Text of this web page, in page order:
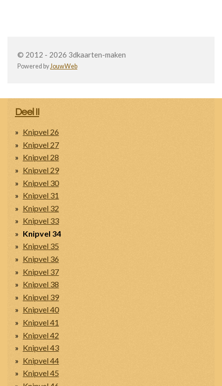
© 2012 - 2026 3dkaarten-maken
Powered byJouwWeb
Deel II
Knipvel 26
Knipvel 27
Knipvel 28
Knipvel 29
Knipvel 30
Knipvel 31
Knipvel 32
Knipvel 33
Knipvel 34
Knipvel 35
Knipvel 36
Knipvel 37
Knipvel 38
Knipvel 39
Knipvel 40
Knipvel 41
Knipvel 42
Knipvel 43
Knipvel 44
Knipvel 45